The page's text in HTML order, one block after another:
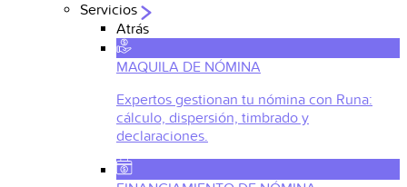
Servicios
Atrás
MAQUILA DE NÓMINA
Expertos gestionan tu nómina con Runa:
cálculo, dispersión, timbrado y
declaraciones.